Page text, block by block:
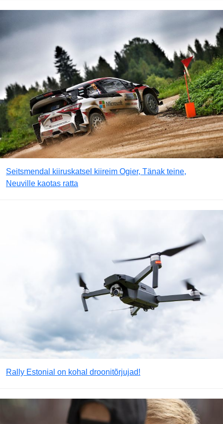
Seitsmendal kiiruskatsel kiireim Ogier, Tänak teine,
Neuville kaotas ratta
Rally Estonial on kohal droonitõrjujad!